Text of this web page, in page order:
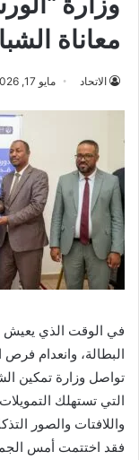
معاناة
الاتحاد مايو 17, 2026
في الوقت الذي يعيش
البطالة، وانعدام فرص
تواصل وزارة تمكين
التي تستهلك
واللافتات والصور
فقد اختتمت أمس